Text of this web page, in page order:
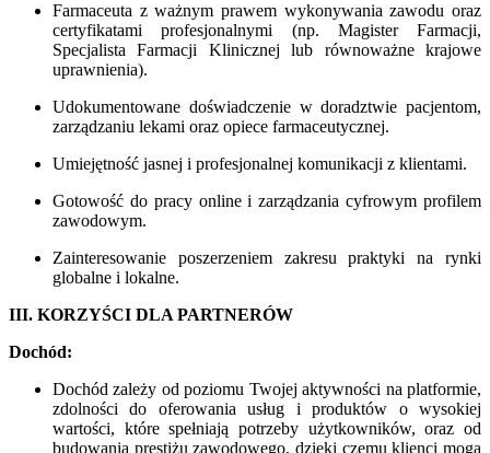
Farmaceuta z ważnym prawem wykonywania zawodu oraz
certyfikatami profesjonalnymi (np. Magister Farmacji,
Specjalista Farmacji Klinicznej lub równoważne krajowe
uprawnienia).
Udokumentowane doświadczenie w doradztwie pacjentom,
zarządzaniu lekami oraz opiece farmaceutycznej.
Umiejętność jasnej i profesjonalnej komunikacji z klientami.
Gotowość do pracy online i zarządzania cyfrowym profilem
zawodowym.
Zainteresowanie poszerzeniem zakresu praktyki na rynki
globalne i lokalne.
III. KORZYŚCI DLA PARTNERÓW
Dochód:
Dochód zależy od poziomu Twojej aktywności na platformie,
zdolności do oferowania usług i produktów o wysokiej
wartości, które spełniają potrzeby użytkowników, oraz od
budowania prestiżu zawodowego, dzięki czemu klienci mogą